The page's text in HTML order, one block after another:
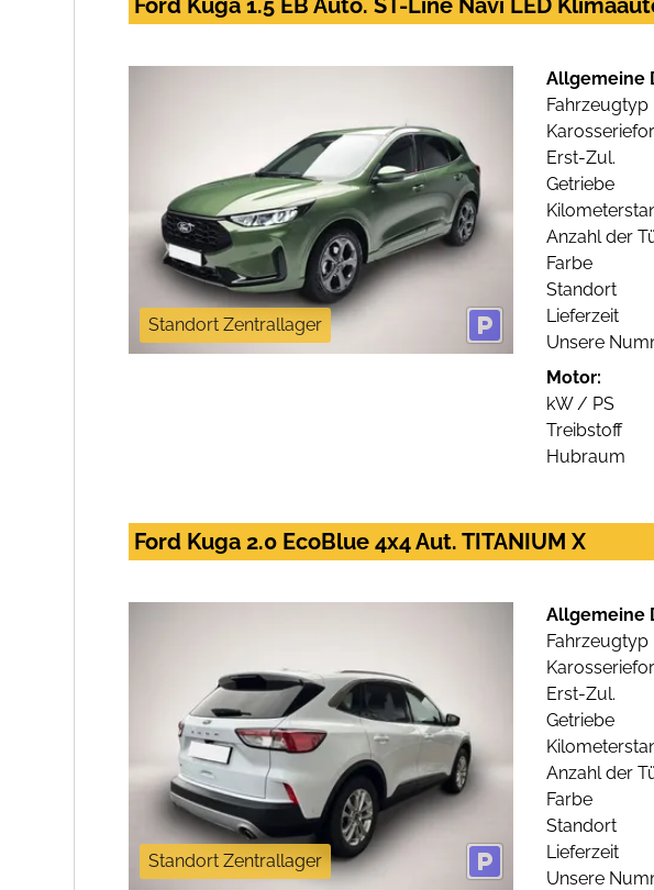
Standort Zentrallager
Allgemeine
Fahrzeugtyp
Erst-Zul.
Getriebe
Anzahl der
Farbe
Standort
Lieferzeit
Unsere
Motor:
kW / PS
Treibstoff
Hubraum
Ford Kuga 2.0 EcoBlue 4x4 Aut. TITANIUM X
Standort Zentrallager
Allgemeine
Fahrzeugtyp
Erst-Zul.
Getriebe
Anzahl der
Farbe
Standort
Lieferzeit
Unsere